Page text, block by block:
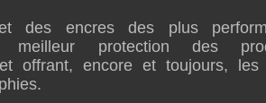
des encres des plus
meilleur protection des
offrant, encore et toujours, les